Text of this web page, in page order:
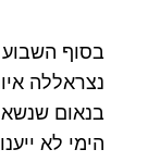
בסוף
נצראללה
בנאום שנשא
הימי לא